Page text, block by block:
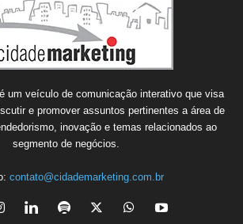
um veículo de comunicação interativo que visa
e promover assuntos pertinentes a área de
inovação e temas relacionados ao
segmento de negócios.
contato@cidademarketing.com.br